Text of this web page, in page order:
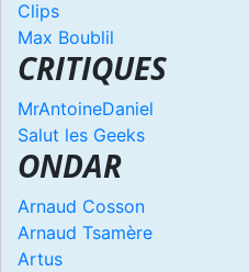
Clips
Max Boublil
CRITIQUES
MrAntoineDaniel
Salut les Geeks
ONDAR
Arnaud Cosson
Arnaud Tsamère
Artus